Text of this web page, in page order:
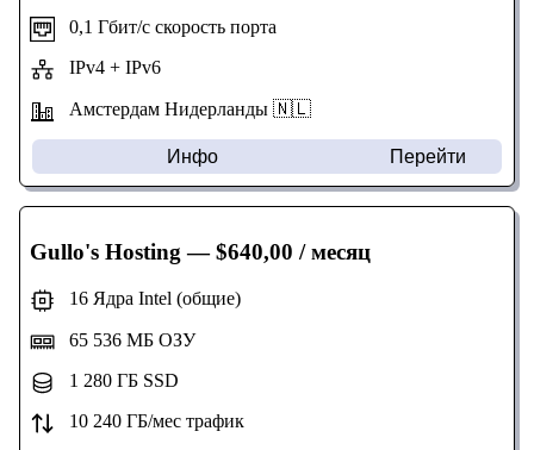
0,1 Гбит/с скорость порта
IPv4 + IPv6
Амстердам Нидерланды 🇳🇱
Инфо Перейти
Gullo's Hosting — $640,00 / месяц
16 Ядра Intel (общие)
65 536 МБ ОЗУ
1 280 ГБ SSD
10 240 ГБ/мес трафик